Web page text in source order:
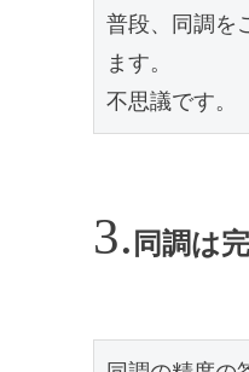
普段、同調を
ます。
不思議です。
同調は